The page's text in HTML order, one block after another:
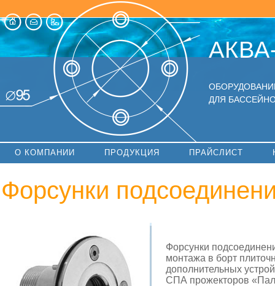
ДЛЯ
О КОМПАНИИ ПРОДУКЦИЯ ПРАЙСЛИСТ
Форсунки
Форсунки
монтажа в борт
дополнительных
СПА прожекторов